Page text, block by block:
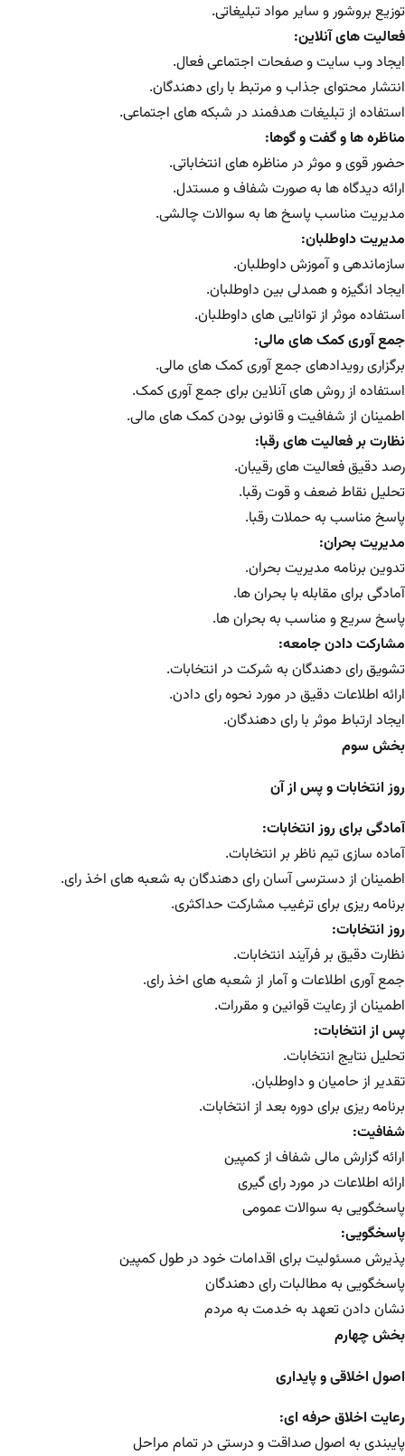
توزیع بروشور و سایر مواد تبلیغاتی.
فعالیت های آنلاین:
ایجاد وب سایت و صفحات اجتماعی فعال.
انتشار محتوای جذاب و مرتبط با رای دهندگان.
استفاده از تبلیغات هدفمند در شبکه های اجتماعی.
مناظره ها و گفت و گوها:
حضور قوی و موثر در مناظره های انتخاباتی.
ارائه دیدگاه ها به صورت شفاف و مستدل.
مدیریت مناسب پاسخ ها به سوالات چالشی.
مدیریت داوطلبان:
سازماندهی و آموزش داوطلبان.
ایجاد انگیزه و همدلی بین داوطلبان.
استفاده موثر از توانایی های داوطلبان.
جمع آوری کمک های مالی:
برگزاری رویدادهای جمع آوری کمک های مالی.
استفاده از روش های آنلاین برای جمع آوری کمک.
اطمینان از شفافیت و قانونی بودن کمک های مالی.
نظارت بر فعالیت های رقبا:
رصد دقیق فعالیت های رقیبان.
تحلیل نقاط ضعف و قوت رقبا.
پاسخ مناسب به حملات رقبا.
مدیریت بحران:
تدوین برنامه مدیریت بحران.
آمادگی برای مقابله با بحران ها.
پاسخ سریع و مناسب به بحران ها.
مشارکت دادن جامعه:
تشویق رای دهندگان به شرکت در انتخابات.
ارائه اطلاعات دقیق در مورد نحوه رای دادن.
ایجاد ارتباط موثر با رای دهندگان.
بخش سوم
روز انتخابات و پس از آن
آمادگی برای روز انتخابات:
آماده سازی تیم ناظر بر انتخابات.
اطمینان از دسترسی آسان رای دهندگان به شعبه های اخذ رای.
برنامه ریزی برای ترغیب مشارکت حداکثری.
روز انتخابات:
نظارت دقیق بر فرآیند انتخابات.
جمع آوری اطلاعات و آمار از شعبه های اخذ رای.
اطمینان از رعایت قوانین و مقررات.
پس از انتخابات:
تحلیل نتایج انتخابات.
تقدیر از حامیان و داوطلبان.
برنامه ریزی برای دوره بعد از انتخابات.
شفافیت:
ارائه گزارش مالی شفاف از کمپین
ارائه اطلاعات در مورد رای گیری
پاسخگویی به سوالات عمومی
پاسخگویی:
پذیرش مسئولیت برای اقدامات خود در طول کمپین
پاسخگویی به مطالبات رای دهندگان
نشان دادن تعهد به خدمت به مردم
بخش چهارم
اصول اخلاقی و پایداری
رعایت اخلاق حرفه ای:
پایبندی به اصول صداقت و درستی در تمام مراحل